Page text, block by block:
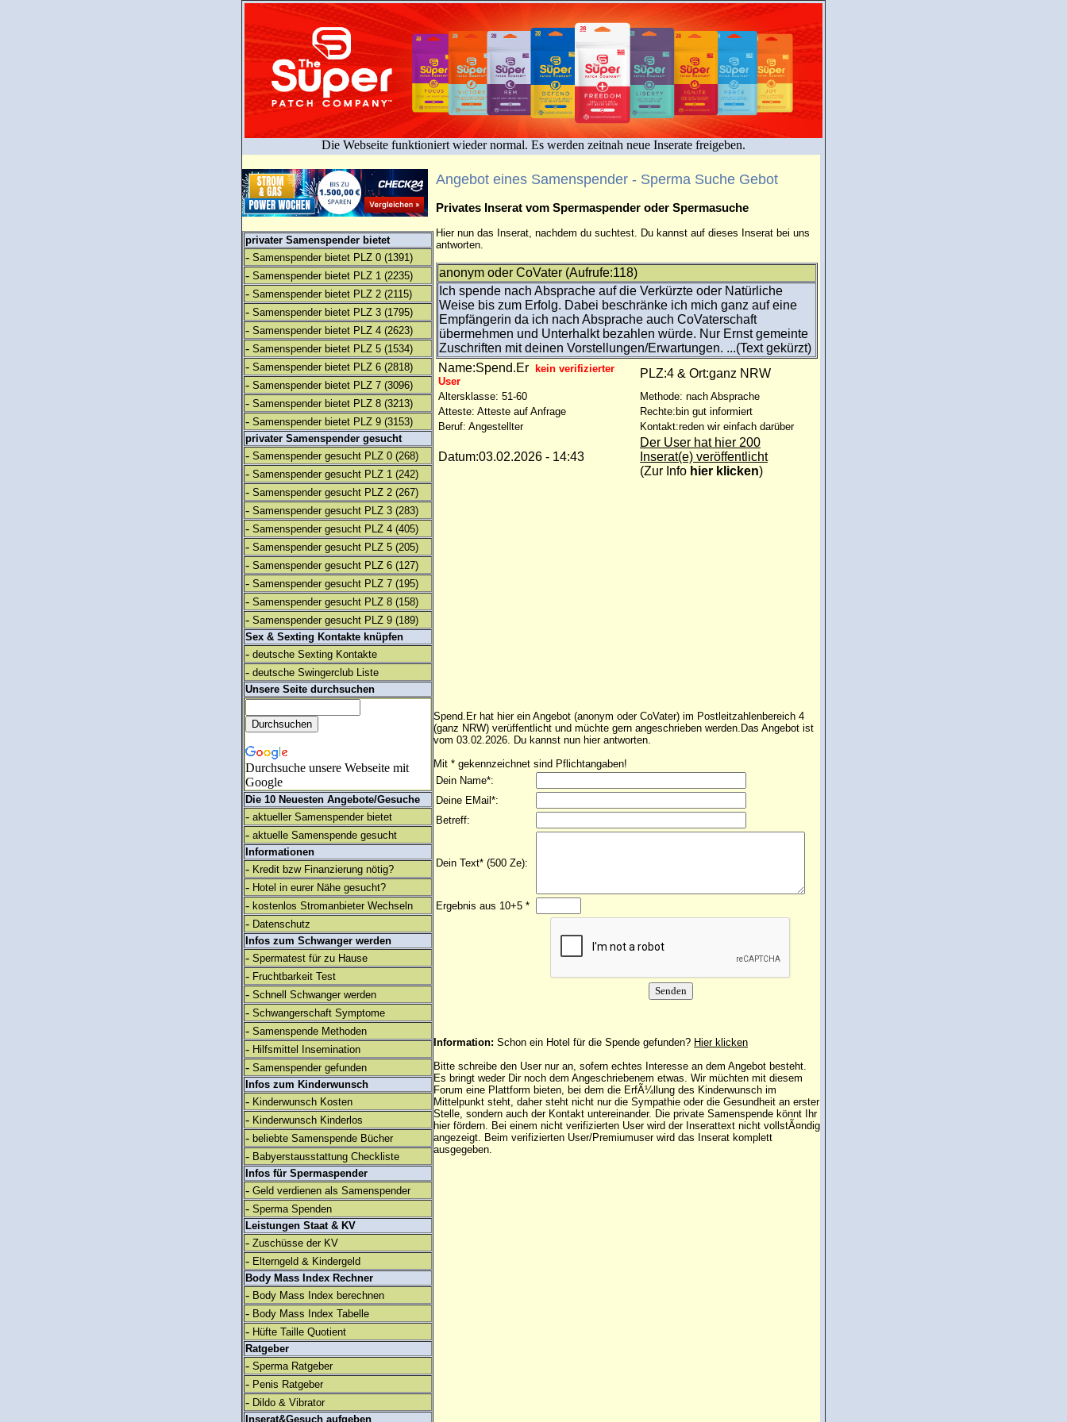
Die Webseite funktioniert wieder normal. Es werden zeitnah neue Inserate freigeben.
privater Samenspender bietet
- Samenspender bietet PLZ 0 (1391)
- Samenspender bietet PLZ 1 (2235)
- Samenspender bietet PLZ 2 (2115)
- Samenspender bietet PLZ 3 (1795)
- Samenspender bietet PLZ 4 (2623)
- Samenspender bietet PLZ 5 (1534)
- Samenspender bietet PLZ 6 (2818)
- Samenspender bietet PLZ 7 (3096)
- Samenspender bietet PLZ 8 (3213)
- Samenspender bietet PLZ 9 (3153)
privater Samenspender gesucht
- Samenspender gesucht PLZ 0 (268)
- Samenspender gesucht PLZ 1 (242)
- Samenspender gesucht PLZ 2 (267)
- Samenspender gesucht PLZ 3 (283)
- Samenspender gesucht PLZ 4 (405)
- Samenspender gesucht PLZ 5 (205)
- Samenspender gesucht PLZ 6 (127)
- Samenspender gesucht PLZ 7 (195)
- Samenspender gesucht PLZ 8 (158)
- Samenspender gesucht PLZ 9 (189)
Sex & Sexting Kontakte knüpfen
- deutsche Sexting Kontakte
- deutsche Swingerclub Liste
Unsere Seite durchsuchen
Durchsuche unsere Webseite mit
Google
Die 10 Neuesten Angebote/Gesuche
- aktueller Samenspender bietet
- aktuelle Samenspende gesucht
Informationen
- Kredit bzw Finanzierung nötig?
- Hotel in eurer Nähe gesucht?
- kostenlos Stromanbieter Wechseln
- Datenschutz
Infos zum Schwanger werden
- Spermatest für zu Hause
- Fruchtbarkeit Test
- Schnell Schwanger werden
- Schwangerschaft Symptome
- Samenspende Methoden
- Hilfsmittel Insemination
- Samenspender gefunden
Infos zum Kinderwunsch
- Kinderwunsch Kosten
- Kinderwunsch Kinderlos
- beliebte Samenspende Bücher
- Babyerstausstattung Checkliste
Infos für Spermaspender
- Geld verdienen als Samenspender
- Sperma Spenden
Leistungen Staat & KV
- Zuschüsse der KV
- Elterngeld & Kindergeld
Body Mass Index Rechner
- Body Mass Index berechnen
- Body Mass Index Tabelle
- Hüfte Taille Quotient
Ratgeber
- Sperma Ratgeber
- Penis Ratgeber
- Dildo & Vibrator
Inserat&Gesuch aufgeben
Angebot eines Samenspender - Sperma Suche Gebot
Privates Inserat vom Spermaspender oder Spermasuche
Hier nun das Inserat, nachdem du suchtest. Du kannst auf dieses Inserat bei uns
antworten.
anonym oder CoVater (Aufrufe:118)
Ich spende nach Absprache auf die Verkürzte oder Natürliche
Weise bis zum Erfolg. Dabei beschränke ich mich ganz auf eine
Empfängerin da ich nach Absprache auch CoVaterschaft
übermehmen und Unterhalkt bezahlen würde. Nur Ernst gemeinte
Zuschriften mit deinen Vorstellungen/Erwartungen. ...(Text gekürzt)
Name:Spend.Er
kein verifizierter
User
PLZ:4 & Ort:ganz NRW
Altersklasse: 51-60
Methode: nach Absprache
Atteste: Atteste auf Anfrage
Rechte:bin gut informiert
Beruf: Angestellter
Kontakt:reden wir einfach darüber
Datum:03.02.2026 - 14:43
Der User hat hier 200
Inserat(e) veröffentlicht
(Zur Info hier klicken)
Spend.Er hat hier ein Angebot (anonym oder CoVater) im Postleitzahlenbereich 4
(ganz NRW) verüffentlicht und müchte gern angeschrieben werden.Das Angebot ist
vom 03.02.2026. Du kannst nun hier antworten.
Mit * gekennzeichnet sind Pflichtangaben!
Dein Name*:
Deine EMail*:
Betreff:
Dein Text* (500 Ze):
Ergebnis aus 10+5 *
Information: Schon ein Hotel für die Spende gefunden? Hier klicken
Bitte schreibe den User nur an, sofern echtes Interesse an dem Angebot besteht.
Es bringt weder Dir noch dem Angeschriebenem etwas. Wir müchten mit diesem
Forum eine Plattform bieten, bei dem die ErfÃ¼llung des Kinderwunsch im
Mittelpunkt steht, daher steht nicht nur die Sympathie oder die Gesundheit an erster
Stelle, sondern auch der Kontakt untereinander. Die private Samenspende könnt Ihr
hier fördern. Bei einem nicht verifizierten User wird der Inserattext nicht vollstÃ¤ndig
angezeigt. Beim verifizierten User/Premiumuserwird das Inserat komplett
ausgegeben.